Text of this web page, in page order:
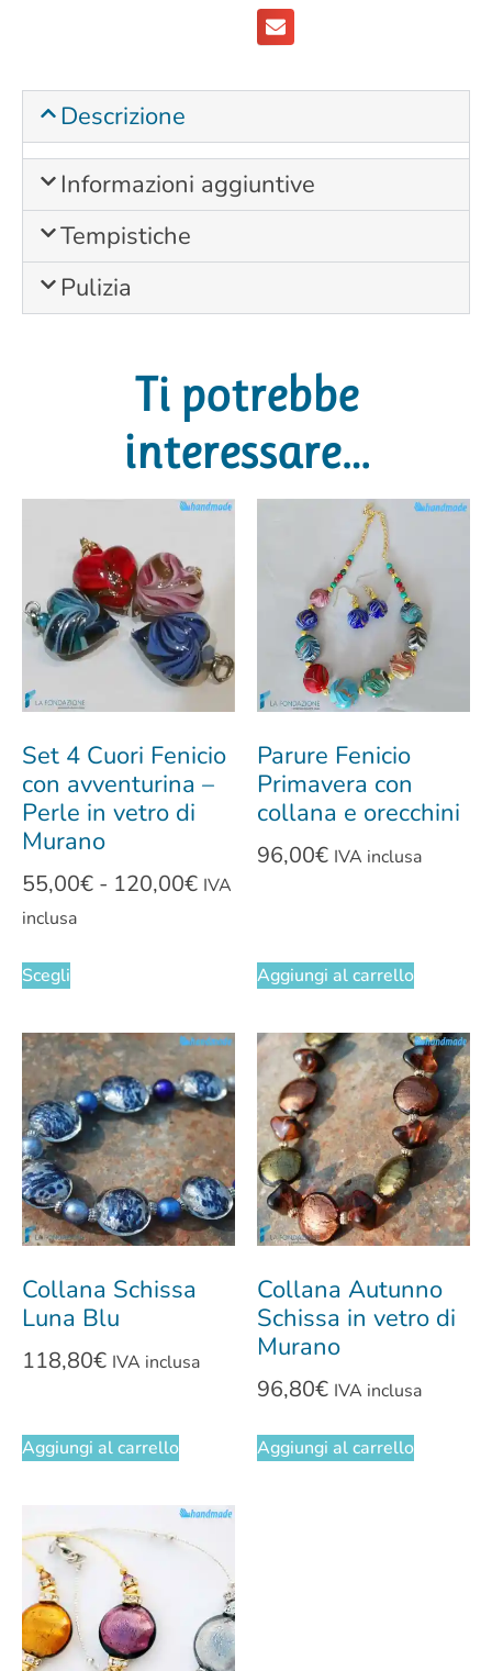
Descrizione
Informazioni aggiuntive
Tempistiche
Pulizia
Ti potrebbe
interessare…
Set 4 Cuori Fenicio
con avventurina –
Perle in vetro di
Murano
55,00€ - 120,00€ IVA
inclusa
Scegli
Parure Fenicio
Primavera con
collana e orecchini
96,00€ IVA inclusa
Aggiungi al carrello
Collana Schissa
Luna Blu
118,80€ IVA inclusa
Aggiungi al carrello
Collana Autunno
Schissa in vetro di
Murano
96,80€ IVA inclusa
Aggiungi al carrello